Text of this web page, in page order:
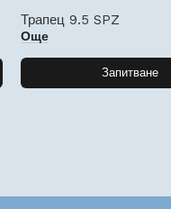
Трапец 9.5 SPZ
Още
Запитване